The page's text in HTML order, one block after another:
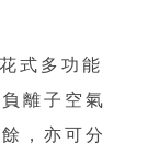
式多功能
離子空氣
，亦可分